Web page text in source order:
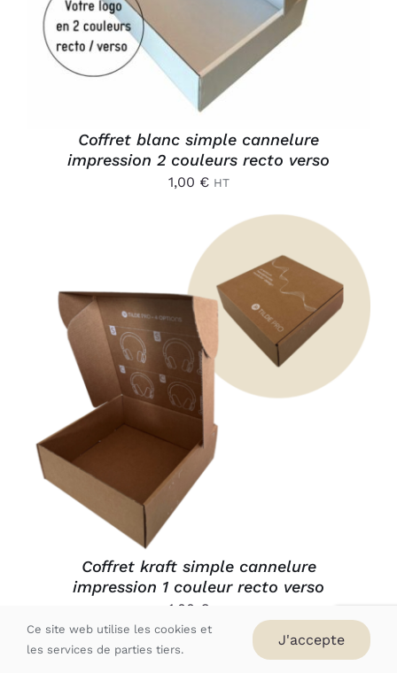
Coffret blanc simple cannelure
impression 2 couleurs recto verso
1,00 € HT
AJOUTER AU PANIER
DÉTAILS
Coffret kraft simple cannelure
impression 1 couleur recto verso
1,00 €
Ce site web utilise les cookies et
les services de parties tiers.
J'accepte